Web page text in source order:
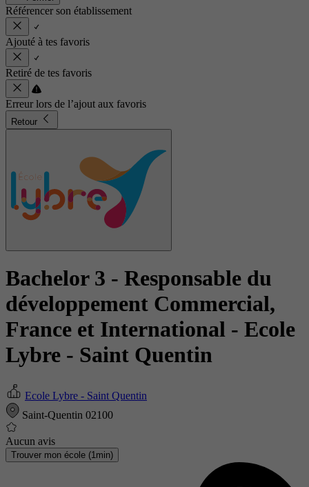
Référencer son établissement
Ajouté à tes favoris
Retiré de tes favoris
Erreur lors de l’ajout aux favoris
Retour
Bachelor 3 - Responsable du
développement Commercial,
France et International - Ecole
Lybre - Saint Quentin
Ecole Lybre - Saint Quentin
Saint-Quentin 02100
Aucun avis
Trouver mon école (1min)